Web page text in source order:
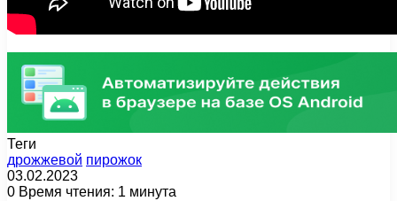
Теги
дрожжевой пирожок
03.02.2023
0 Время чтения: 1 минута